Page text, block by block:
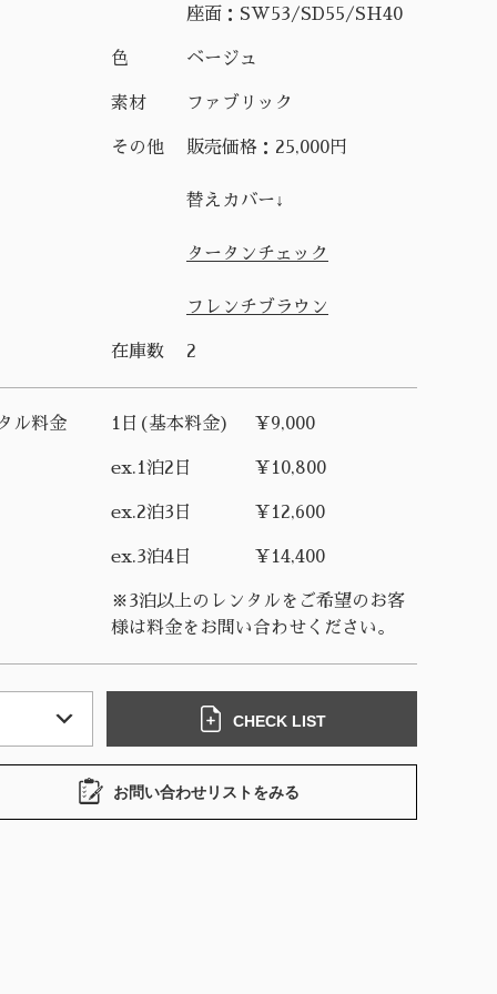
座面：SW53/SD55/SH40
色 ベージュ
素材 ファブリック
その他 販売価格：25,000円
替えカバー↓
タータンチェック
フレンチブラウン
在庫数 2
ル料金 1日(基本料金) ¥9,000
ex.1泊2日 ¥10,800
ex.2泊3日 ¥12,600
ex.3泊4日 ¥14,400
※3泊以上のレンタルをご希望のお客
様は料金をお問い合わせください。
CHECK LIST
お問い合わせリストをみる